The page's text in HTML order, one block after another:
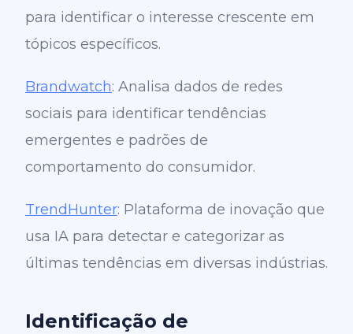
para identificar o interesse crescente em
tópicos específicos.
Brandwatch: Analisa dados de redes
sociais para identificar tendências
emergentes e padrões de
comportamento do consumidor.
TrendHunter: Plataforma de inovação que
usa IA para detectar e categorizar as
últimas tendências em diversas indústrias.
Identificação de